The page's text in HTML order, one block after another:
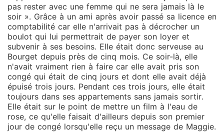
pas rester avec une femme qui ne sera jamais là le
soir ». Grâce à un ami après avoir passé sa licence en
comptabilité car elle n'arrivait pas à décrocher un
boulot qui lui permettrait de payer son loyer et
subvenir à ses besoins. Elle était donc serveuse au
Bourget depuis près de cinq mois. Ce soir-là, elle
n'avait vraiment rien à faire car elle avait pris son
congé qui était de cinq jours et dont elle avait déjà
épuisé trois jours. Pendant ces trois jours, elle était
toujours dans ses appartements sans jamais sortir.
Elle était sur le point de mettre un film à l'eau de
rose, ce qu'elle faisait d'ailleurs depuis son premier
jour de congé lorsqu'elle reçu un message de Maggie.